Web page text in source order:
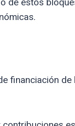
financiación de